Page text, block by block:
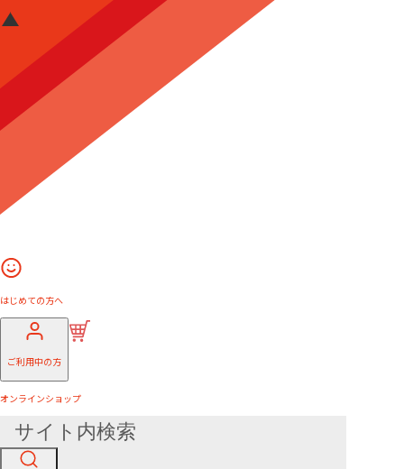
はじめての方へ
ご利用中の方
オンラインショップ